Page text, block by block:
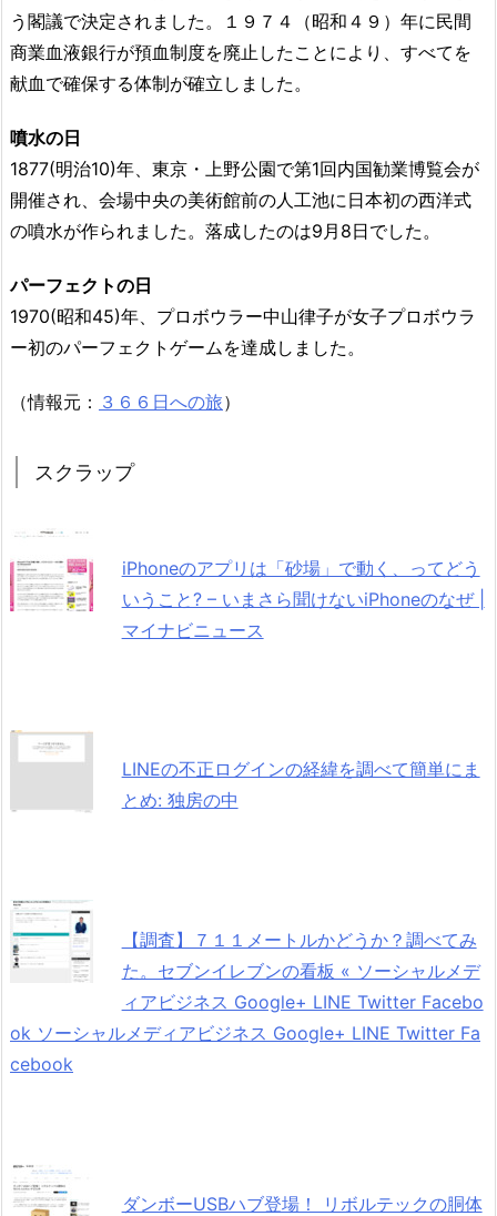
う閣議で決定されました。
１９７４（昭和４９）年に民間
商業血液銀行が預血制度を廃止したことにより、すべてを
献血で確保する体制が確立しました。
噴水の日
1877(明治10)年、東京・上野公園で第1回内国勧業博覧会が
開催され、会場中央の美術館前の人工池に日本初の西洋式
の噴水が作られました。落成したのは9月8日でした。
パーフェクトの日
1970(昭和45)年、プロボウラー中山律子が女子プロボウラ
ー初のパーフェクトゲームを達成しました。
（情報元： ３６６日への旅）
スクラップ
iPhoneのアプリは「砂場」で動く、ってどう
いうこと? – いまさら聞けないiPhoneのなぜ |
マイナビニュース
LINEの不正ログインの経緯を調べて簡単にま
とめ: 独房の中
【調査】７１１メートルかどうか？調べてみ
た。セブンイレブンの看板 « ソーシャルメデ
ィアビジネス Google+ LINE Twitter Facebo
ok ソーシャルメディアビジネス Google+ LINE Twitter Fa
cebook
ダンボーUSBハブ登場！ リボルテックの胴体